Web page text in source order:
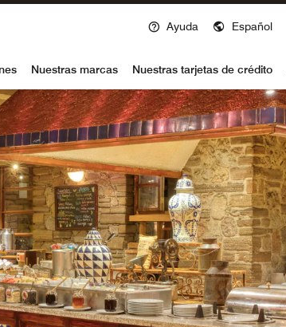
Ayuda Español
Nuestras marcas Nuestras tarjetas de crédito